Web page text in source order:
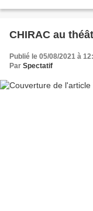
CHIRAC au
Publié le 05/08/2021 à
Par Spectatif